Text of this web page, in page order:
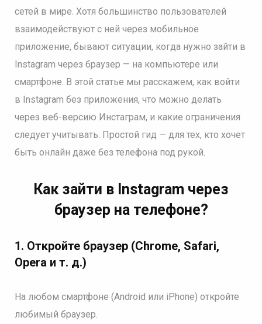
сетей в мире. Хотя большинство пользователей
взаимодействуют с ней через мобильное
приложение, бывают ситуации, когда нужно зайти в
Instagram через браузер — на компьютере или
смартфоне. В этой статье мы расскажем, как войти
в Instagram без приложения, что можно делать
через веб-версию Инстаграм, и какие ограничения
следует учитывать. Простой гид — для тех, кто хочет
быть онлайн даже без телефона под рукой.
Как зайти в Instagram через
браузер на телефоне?
1. Откройте браузер (Chrome, Safari,
Opera и т. д.)
На любом смартфоне (Android или iPhone) откройте
любимый браузер.